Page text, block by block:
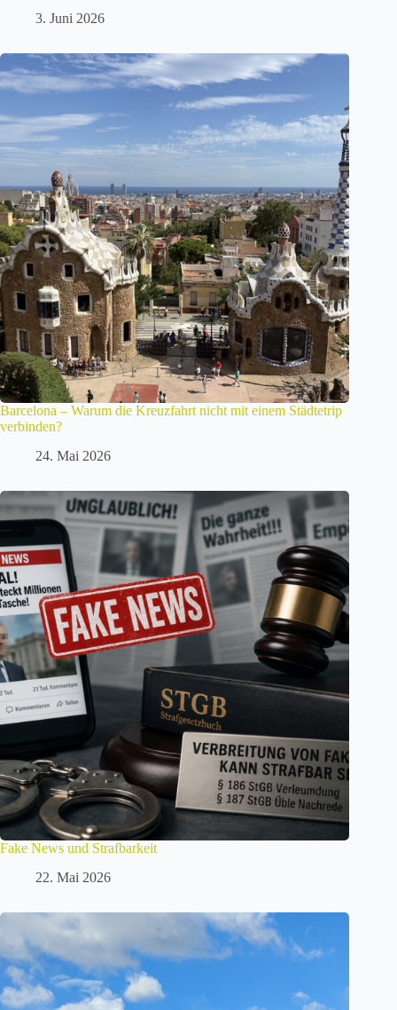
3. Juni 2026
Barcelona – Warum die Kreuzfahrt nicht mit einem Städtetrip
verbinden?
24. Mai 2026
Fake News und Strafbarkeit
22. Mai 2026